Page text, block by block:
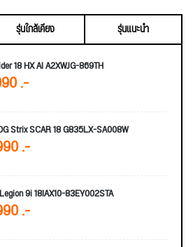
รุ่นใกล้เคียง
รุ่นแนะนำ
18 HX AI A2XWJG-869TH
.-
Strix SCAR 18 G835LX-SA008W
.-
9i 18IAX10-83EY002STA
.-